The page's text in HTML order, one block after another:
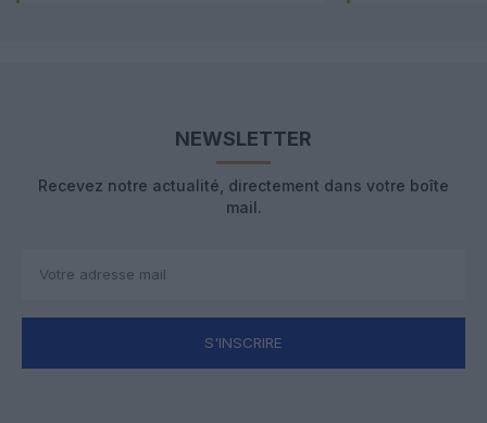
NEWSLETTER
Recevez notre actualité, directement dans votre boîte
mail.
S'INSCRIRE